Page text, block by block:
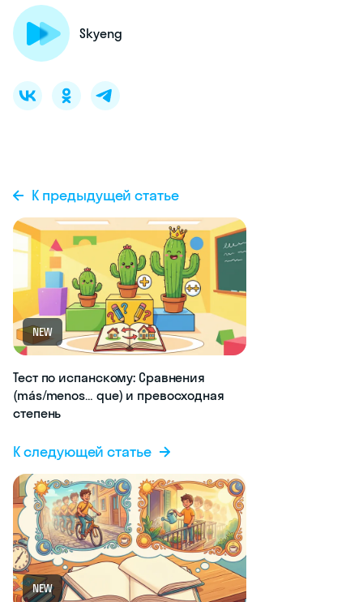
Skyeng
К предыдущей статье
NEW
Тест по испанскому: Сравнения
(más/menos… que) и превосходная
степень
К следующей статье
NEW